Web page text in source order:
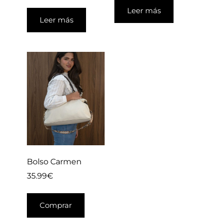
Leer más
Leer más
Bolso Carmen
35.99€
Comprar